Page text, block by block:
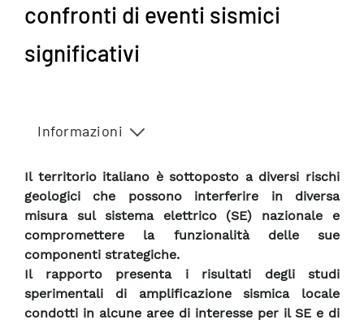
confronti di eventi sismici
significativi
Informazioni
Il territorio italiano è sottoposto a diversi rischi
geologici che possono interferire in diversa
misura sul sistema elettrico (SE) nazionale e
compromettere la funzionalità delle sue
componenti strategiche.
Il rapporto presenta i risultati degli studi
sperimentali di amplificazione sismica locale
condotti in alcune aree di interesse per il SE e di